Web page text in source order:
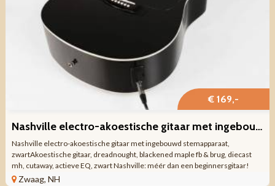
€ 169,-
Nashville electro-akoestische gitaar met ingebouwd stemapparaat
Nashville electro-akoestische gitaar met ingebouwd stemapparaat,
zwartAkoestische gitaar, dreadnought, blackened maple fb & brug, diecast
mh, cutaway, actieve EQ, zwart Nashville: méér dan een beginnersgitaar!
Voor de ...
Zwaag, NH